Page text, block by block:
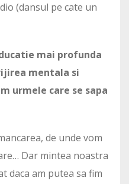
(dansul pe cate un
mai profunda
mentala si
urmele care se sapa
de unde vom
Dar mintea noastra
daca am putea sa fim